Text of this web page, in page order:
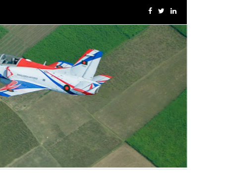
এক্সারসাইজ টাইগার লাইটনিং-২০২৬ এর উদ্বোধনী অনুষ্ঠান